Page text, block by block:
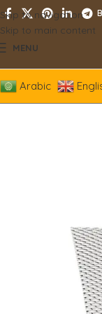
Skip to navigation
Skip to main content
MENU
Arabic